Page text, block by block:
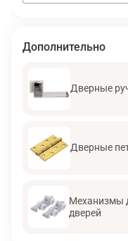
Дополнительно
Дверные
Дверные
Механизмы
дверей